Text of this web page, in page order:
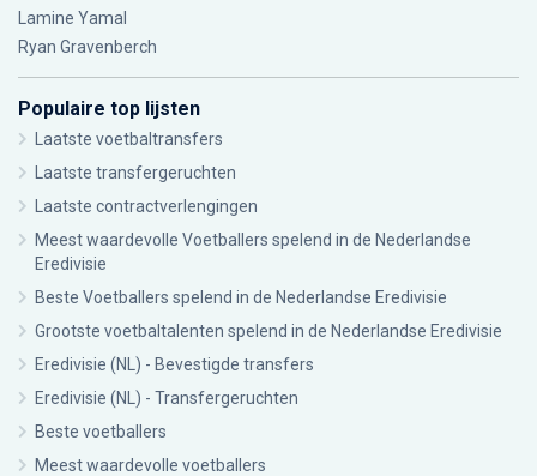
Lamine Yamal
Ryan Gravenberch
Populaire top lijsten
Laatste voetbaltransfers
Laatste transfergeruchten
Laatste contractverlengingen
Meest waardevolle Voetballers spelend in de Nederlandse
Eredivisie
Beste Voetballers spelend in de Nederlandse Eredivisie
Grootste voetbaltalenten spelend in de Nederlandse Eredivisie
Eredivisie (NL) - Bevestigde transfers
Eredivisie (NL) - Transfergeruchten
Beste voetballers
Meest waardevolle voetballers